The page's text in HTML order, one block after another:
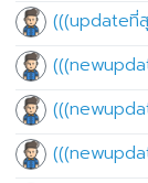
(((updateที่